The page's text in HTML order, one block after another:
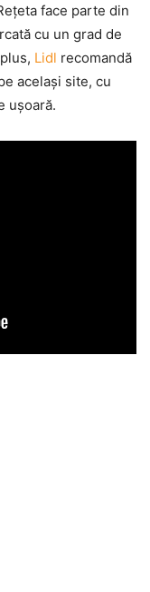
face parte din
cu un grad de
Lidl recomandă
același site, cu
ușoară.